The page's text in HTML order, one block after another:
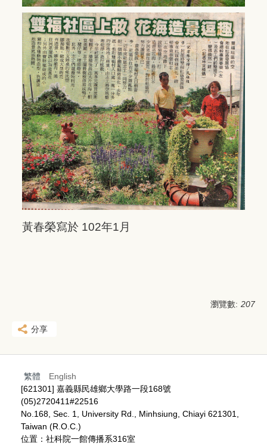
黃春榮寫於 102年1月
瀏覽數: 207
分享
繁體
English
[621301] 嘉義縣民雄鄉大學路一段168號
(05)2720411#22516
No.168, Sec. 1, University Rd., Minhsiung, Chiayi 621301,
Taiwan (R.O.C.)
位置：社科院一館傳播系316室